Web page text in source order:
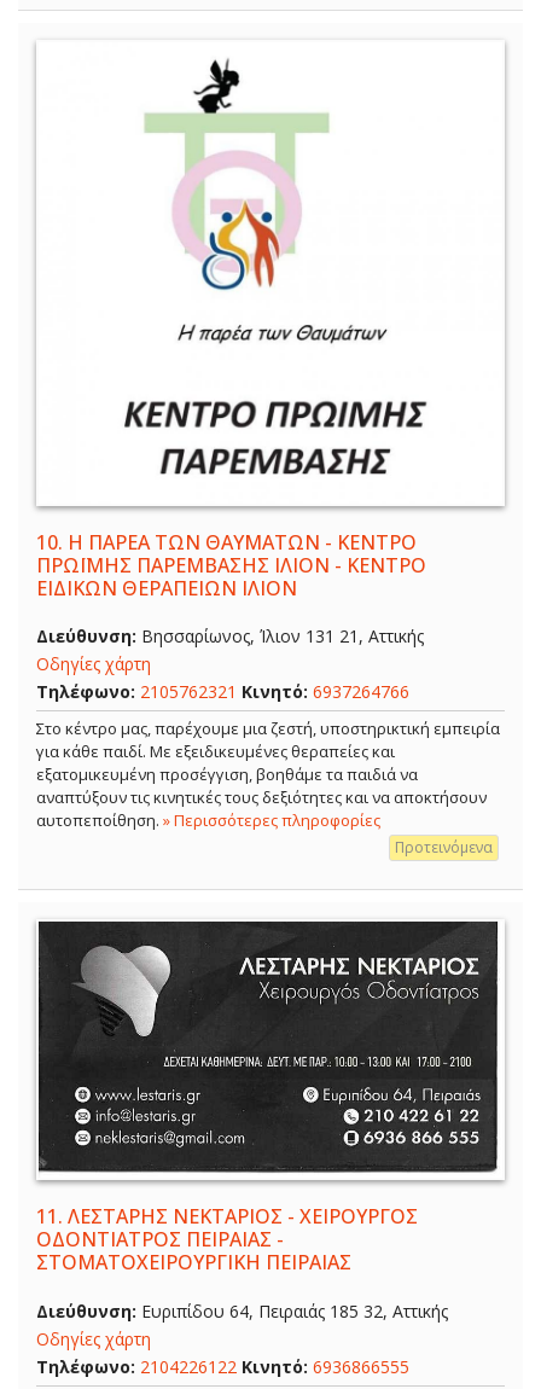
10. Η ΠΑΡΕΑ ΤΩΝ ΘΑΥΜΑΤΩΝ - ΚΕΝΤΡΟ
ΠΡΩΪΜΗΣ ΠΑΡΕΜΒΑΣΗΣ ΙΛΙΟΝ - ΚΕΝΤΡΟ
ΕΙΔΙΚΩΝ ΘΕΡΑΠΕΙΩΝ ΙΛΙΟΝ
Διεύθυνση: Βησσαρίωνος, Ίλιον 131 21, Αττικής
Οδηγίες χάρτη
Τηλέφωνο: 2105762321 Κινητό: 6937264766
Στο κέντρο μας, παρέχουμε μια ζεστή, υποστηρικτική εμπειρία
για κάθε παιδί. Με εξειδικευμένες θεραπείες και
εξατομικευμένη προσέγγιση, βοηθάμε τα παιδιά να
αναπτύξουν τις κινητικές τους δεξιότητες και να αποκτήσουν
αυτοπεποίθηση. » Περισσότερες πληροφορίες
Προτεινόμενα
11. ΛΕΣΤΑΡΗΣ ΝΕΚΤΑΡΙΟΣ - ΧΕΙΡΟΥΡΓΟΣ
ΟΔΟΝΤΙΑΤΡΟΣ ΠΕΙΡΑΙΑΣ -
ΣΤΟΜΑΤΟΧΕΙΡΟΥΡΓΙΚΗ ΠΕΙΡΑΙΑΣ
Διεύθυνση: Ευριπίδου 64, Πειραιάς 185 32, Αττικής
Οδηγίες χάρτη
Τηλέφωνο: 2104226122 Κινητό: 6936866555